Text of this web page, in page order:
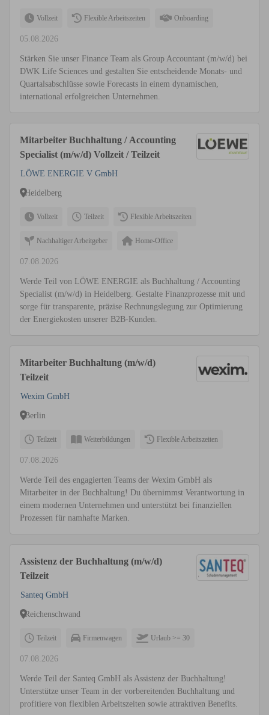
Vollzeit Flexible Arbeitszeiten Onboarding
05.08.2026
Stärken Sie unser Finance Team als Group Accountant (m/w/d) bei
DWK Life Sciences und gestalten Sie entscheidende Monats- und
Quartalsabschlüsse sowie Forecasts in einem dynamischen,
international erfolgreichen Unternehmen.
Mitarbeiter Buchhaltung / Accounting
Specialist (m/w/d) Vollzeit / Teilzeit
LÖWE ENERGIE V GmbH
Heidelberg
Vollzeit Teilzeit Flexible Arbeitszeiten
Nachhaltiger Arbeitgeber Home-Office
07.08.2026
Werde Teil von LÖWE ENERGIE als Buchhaltung / Accounting
Specialist (m/w/d) in Heidelberg. Gestalte Finanzprozesse mit und
sorge für transparente, präzise Rechnungslegung zur Optimierung
der Energiekosten unserer B2B-Kunden.
Mitarbeiter Buchhaltung (m/w/d)
Teilzeit
Wexim GmbH
Berlin
Teilzeit Weiterbildungen Flexible Arbeitszeiten
07.08.2026
Werde Teil des engagierten Teams der Wexim GmbH als
Mitarbeiter in der Buchhaltung! Du übernimmst Verantwortung in
einem modernen Unternehmen und unterstützt bei finanziellen
Prozessen für namhafte Marken.
Assistenz der Buchhaltung (m/w/d)
Teilzeit
Santeq GmbH
Reichenschwand
Teilzeit Firmenwagen Urlaub >= 30
07.08.2026
Werde Teil der Santeq GmbH als Assistenz der Buchhaltung!
Unterstütze unser Team in der vorbereitenden Buchhaltung und
profitiere von flexiblen Arbeitszeiten sowie attraktiven Benefits.